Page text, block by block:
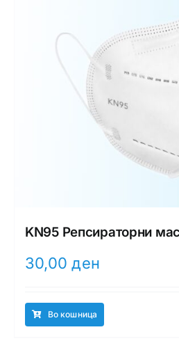
KN95 Репсираторни
30,00ден
Во кошница